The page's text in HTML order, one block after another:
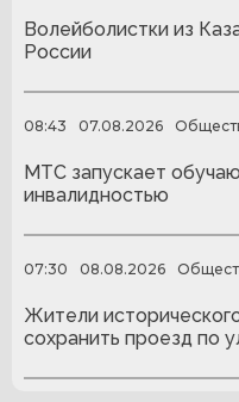
Волейболистки из
России
08:43 07.08.2026
МТС запускает
инвалидностью
07:30 08.08.2026
Жители
сохранить проезд по